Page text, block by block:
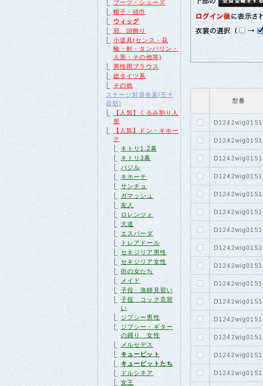
ブーツ・シューズ
帽子・頭巾
ウィッグ
冠、頭飾り
小道具(センス・花
輪・剣・タンバリン・
人形・その他等)
男性用ブラウス
総タイツ系
その他
ステージ別貸衣裳(五十
音順)
【人気】くるみ割り人
形
【人気】ドン・キホー
テ
キトリ1.2幕
キトリ3幕
バジル
キホーテ
サンチョ
ガマッシュ
友人
ロレンツォ
大道
エスパーダ
トレアドール
セキジリア男性
セキジリア女性
街の女たち
メイド
子役 漁師見習い
子役 コック見習
い
ジプシー男性
ジプシー・ギター
の踊り 女性
メルセデス
キューピット
キューピットたち
ドルシネア
女王
型番
D1242wig0151
D1242wig0151
D1242wig0151
D1242wig0151
D1242wig0151
D1242wig0151
D1242wig0151
D1242wig0151
D1242wig0151
D1242wig0151
D1242wig0151
D1242wig0151
D1242wig0151
D1242wig0151
D1242wig0151